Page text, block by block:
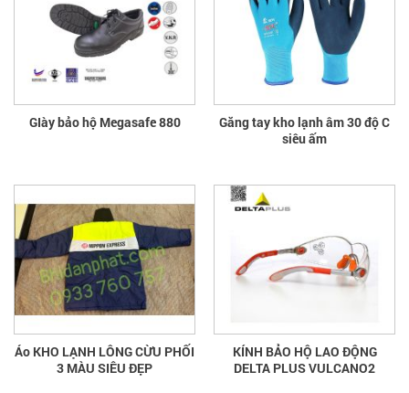
GIày bảo hộ Megasafe 880
Găng tay kho lạnh âm 30 độ C
siêu ấm
Áo KHO LẠNH LÔNG CỪU PHỐI
3 MÀU SIÊU ĐẸP
KÍNH BẢO HỘ LAO ĐỘNG
DELTA PLUS VULCANO2